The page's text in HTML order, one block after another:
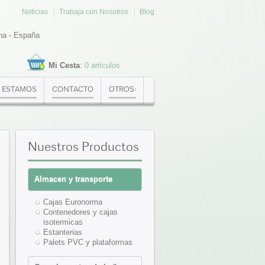
Noticias Trabaja con Nosotros Blog
- España
Mi Cesta: 0 articulos
CONTACTO OTROS:
Nuestros Productos
Almacen y transporte
Cajas Euronorma
Contenedores y cajas
isotermicas
Estanterias
Palets PVC y plataformas